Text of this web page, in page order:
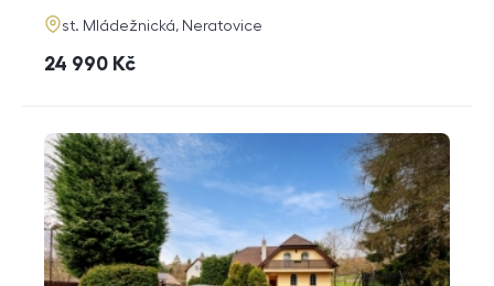
adresa
st. Mládežnická, Neratovice
cena
24 990 Kč